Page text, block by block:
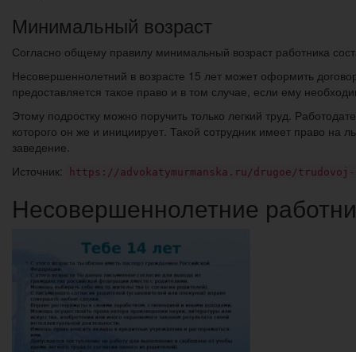
Минимальный возраст
Согласно общему правилу минимальный возраст работника
Несовершеннолетний в возрасте 15 лет может оформить
предоставляется такое право и в том случае, если ему
Этому подростку можно поручить только легкий труд.
которого он же и инициирует. Такой сотрудник имеет право на
заведение.
Источник:
https://advokatymurmanska.ru/drugoe/
Несовершеннолетние